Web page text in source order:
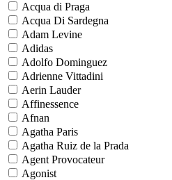
Acqua di Praga
Acqua Di Sardegna
Adam Levine
Adidas
Adolfo Dominguez
Adrienne Vittadini
Aerin Lauder
Affinessence
Afnan
Agatha Paris
Agatha Ruiz de la Prada
Agent Provocateur
Agonist